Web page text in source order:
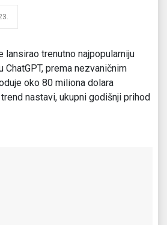
lansirao trenutno najpopularniju
prema nezvaničnim
oko 80 miliona dolara
nastavi, ukupni godišnji prihod